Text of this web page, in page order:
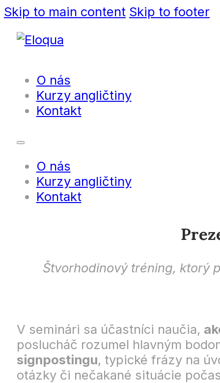
Skip to main content Skip to footer
O nás
Kurzy angličtiny
Kontakt
O nás
Kurzy angličtiny
Kontakt
Štvorhodinový tréning, ktorý
V seminári sa účastníci naučia,
poslucháč rozumel hlavným
signpostingu, typické frázy na
otázky či nečakané situácie